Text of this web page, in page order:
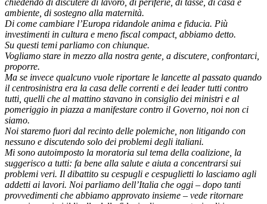
chiedendo di discutere di lavoro, di periferie, di tasse, di casa e
ambiente, di sostegno alla maternità.
Di come cambiare l’Europa ridandole anima e fiducia. Più
investimenti in cultura e meno fiscal compact, abbiamo detto.
Su questi temi parliamo con chiunque.
Vogliamo stare in mezzo alla nostra gente, a discutere, confrontarci,
proporre.
Ma se invece qualcuno vuole riportare le lancette al passato quando
il centrosinistra era la casa delle correnti e dei leader tutti contro
tutti, quelli che al mattino stavano in consiglio dei ministri e al
pomeriggio in piazza a manifestare contro il Governo, noi non ci
siamo.
Noi staremo fuori dal recinto delle polemiche, non litigando con
nessuno e discutendo solo dei problemi degli italiani.
Mi sono autoimposto la moratoria sul tema della coalizione, la
suggerisco a tutti: fa bene alla salute e aiuta a concentrarsi sui
problemi veri. Il dibattito su cespugli e cespuglietti lo lasciamo agli
addetti ai lavori. Noi parliamo dell’Italia che oggi – dopo tanti
provvedimenti che abbiamo approvato insieme – vede ritornare